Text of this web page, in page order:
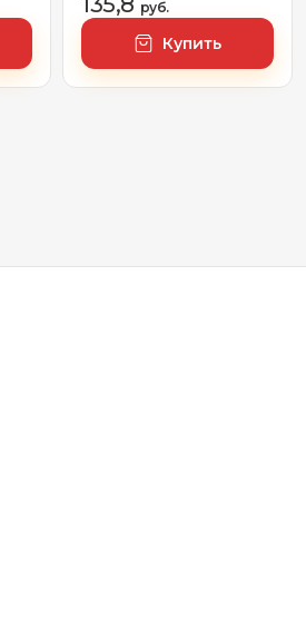
руб.
Купить